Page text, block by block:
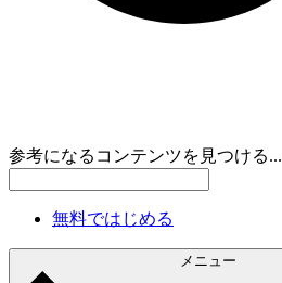
参考になるコンテンツを見つける...
無料ではじめる
メニュー